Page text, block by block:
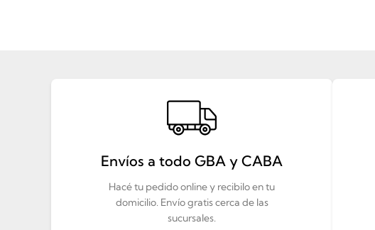
Envíos a todo GBA y CABA
Hacé tu pedido online y recibilo en tu
domicilio. Envío gratis cerca de las
sucursales.